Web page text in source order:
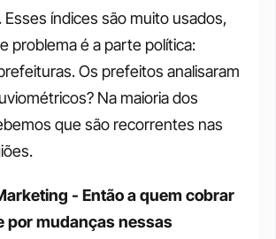
índices são muito usados,
problema é a parte política:
Os prefeitos analisaram
Na maioria dos
que são recorrentes nas
- Então a quem cobrar
por mudanças nessas